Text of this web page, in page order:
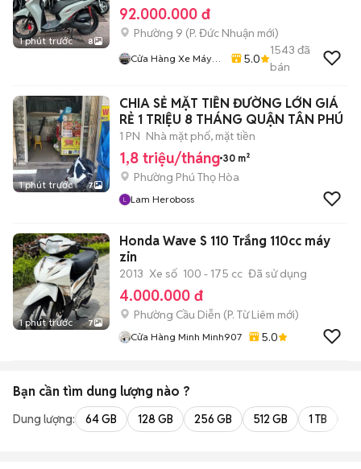
1 phút trước 8
92.000.000 đ
Phường 9 (P. Đức Nhuận mới)
Cửa Hàng Xe Máy
5.0
1543 đã
bán
1 phút trước 7
CHIA SẺ MẶT TIỀN ĐƯỜNG LỚN GIÁ
RẺ 1 TRIỆU 8 THÁNG QUẬN TÂN PHÚ
1 PN Nhà mặt phố, mặt tiền
1,8 triệu/tháng 30 m²
Phường Phú Thọ Hòa
Lam Heroboss
1 phút trước 7
Honda Wave S 110 Trắng 110cc máy
zin
2013 Xe số 100 - 175 cc Đã sử dụng
4.000.000 đ
Phường Cầu Diễn (P. Từ Liêm mới)
Cửa Hàng Minh Minh907 5.0
Bạn cần tìm dung lượng nào ?
Dung lượng: 64 GB 128 GB 256 GB 512 GB 1 TB